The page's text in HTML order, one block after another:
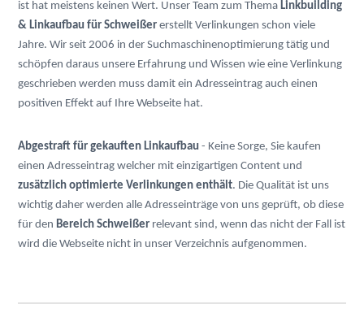
ist hat meistens keinen Wert. Unser Team zum Thema Linkbuilding
& Linkaufbau für Schweißer erstellt Verlinkungen schon viele
Jahre. Wir seit 2006 in der Suchmaschinenoptimierung tätig und
schöpfen daraus unsere Erfahrung und Wissen wie eine Verlinkung
geschrieben werden muss damit ein Adresseintrag auch einen
positiven Effekt auf Ihre Webseite hat.
Abgestraft für gekauften Linkaufbau - Keine Sorge, Sie kaufen
einen Adresseintrag welcher mit einzigartigen Content und
zusätzlich optimierte Verlinkungen enthält. Die Qualität ist uns
wichtig daher werden alle Adresseinträge von uns geprüft, ob diese
für den Bereich Schweißer relevant sind, wenn das nicht der Fall ist
wird die Webseite nicht in unser Verzeichnis aufgenommen.